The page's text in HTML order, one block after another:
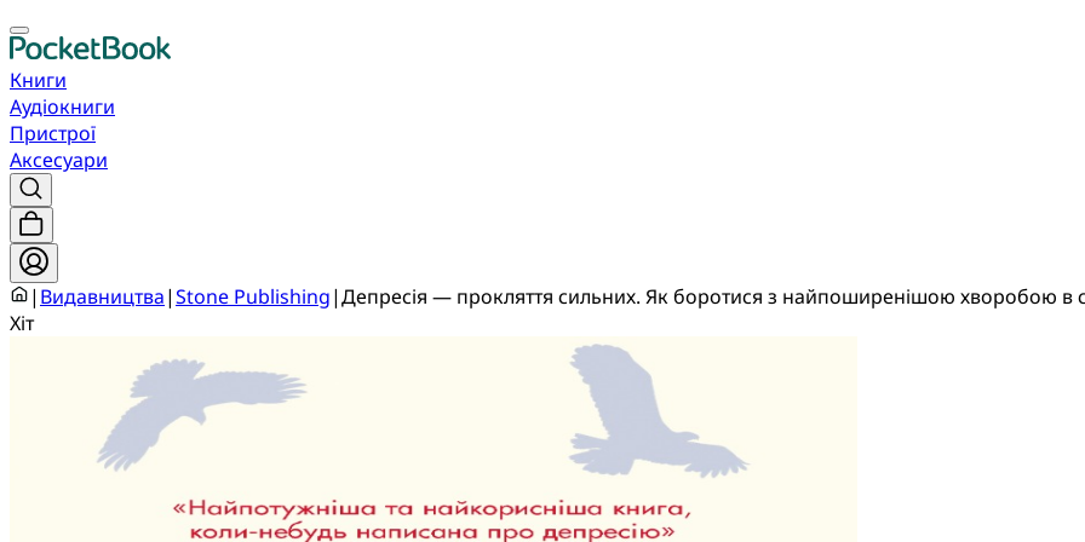
Книги
Аудіокниги
Пристрої
Аксесуари
| Видавництва|Stone Publishing|Депресія — прокляття сильних. Як боротися з найпоширенішою хворобою в
Хіт